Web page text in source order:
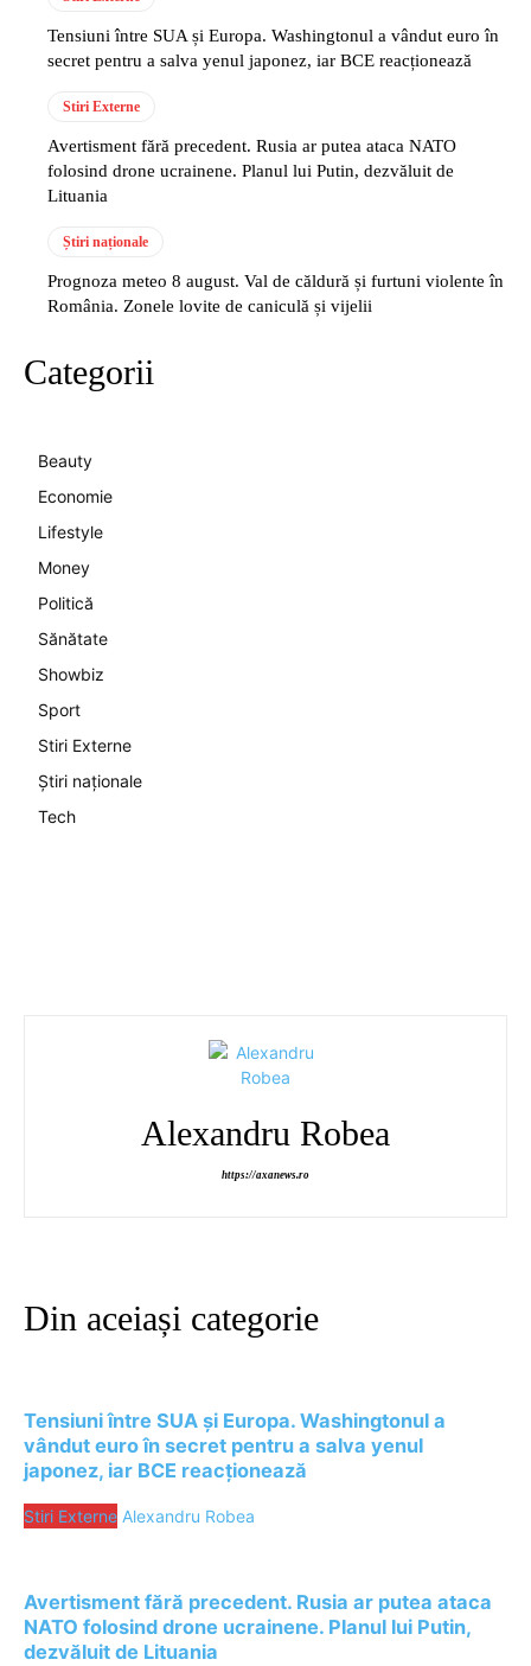
Tensiuni între SUA și Europa. Washingtonul a vândut euro în
secret pentru a salva yenul japonez, iar BCE reacționează
Stiri Externe
Avertisment fără precedent. Rusia ar putea ataca NATO
folosind drone ucrainene. Planul lui Putin, dezvăluit de
Lituania
Știri naționale
Prognoza meteo 8 august. Val de căldură și furtuni violente în
România. Zonele lovite de caniculă și vijelii
Categorii
Beauty
Economie
Lifestyle
Money
Politică
Sănătate
Showbiz
Sport
Stiri Externe
Știri naționale
Tech
Alexandru Robea
https://axanews.ro
Din aceiași categorie
Tensiuni între SUA și Europa. Washingtonul a
vândut euro în secret pentru a salva yenul
japonez, iar BCE reacționează
Stiri Externe Alexandru Robea
Avertisment fără precedent. Rusia ar putea ataca
NATO folosind drone ucrainene. Planul lui Putin,
dezvăluit de Lituania